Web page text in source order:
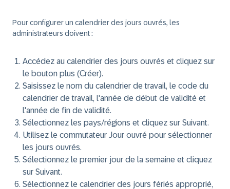
Pour configurer un calendrier des jours ouvrés, les
administrateurs doivent :
Accédez au calendrier des jours ouvrés et cliquez sur
le bouton plus (Créer).
Saisissez le nom du calendrier de travail, le code du
calendrier de travail, l'année de début de validité et
l'année de fin de validité.
Sélectionnez les pays/régions et cliquez sur Suivant.
Utilisez le commutateur Jour ouvré pour sélectionner
les jours ouvrés.
Sélectionnez le premier jour de la semaine et cliquez
sur Suivant.
Sélectionnez le calendrier des jours fériés approprié,